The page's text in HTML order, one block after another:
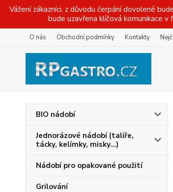
Vážení zákazníci, z důvodu čerpání dovolené
bude uzavřena klíčová komunikace
O nás Obchodní podmínky Kontakty
BIO nádobí
Jednorázové nádobí (talíře,
tácky, kelímky, misky...)
Nádobí pro opakované použití
Grilování